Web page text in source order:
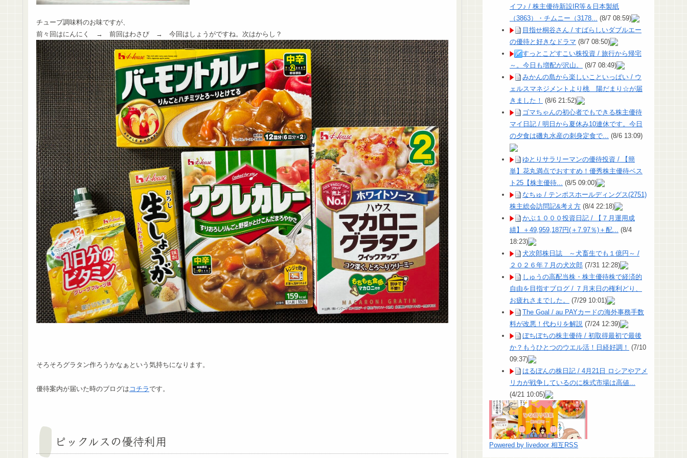
チューブ調味料のお味ですが、
前々回はにんにく → 前回はわさび → 今回はしょうがですね。次はからし？
そろそろグラタン作ろうかなぁという気持ちになります。
優待案内が届いた時のブログは コチラです。
ピックルスの優待利用
イフ♪ / 株主優待新設IR等＆日本製紙
（3863）・チムニー（3178...
(8/7 08:59)
目指せ桐谷さん / すばらしいダブルエー
の優待と好きなドラマ (8/7 08:50)
すっとこどすこい株投資 / 旅行から帰宅
～。今日も増配が沢山。
(8/7 08:49)
みかんの島から楽しいこといっぱい / ウ
ェルスマネジメントより桃 陽だまり☆が届
きました！ (8/6 21:52)
ゴマちゃんの初心者でもできる株主優待
マイ日記 / 明日から夏休み10連休です。今日
の夕食は磯丸水産の刺身定食で...
(8/6 13:09)
ゆとりサラリーマンの優待投資 / 【簡
単】花丸満点でおすすめ！優秀株主優待ベス
ト25【株主優待...
(8/5 09:00)
なちゅ / テンポスホールディングス(2751)
株主総会訪問記&考え方 (8/4 22:18)
かぶ１０００投資日記 / 【７月運用成
績】＋49,959,187円(＋7.97％)＋配...
(8/4
18:23)
犬次郎株日誌 ～犬畜生でも１億円～ /
２０２６年７月の犬次郎 (7/31 12:28)
しゅうの高配当株・株主優待株で経済的
自由を目指すブログ / ７月末日の権利どり、
お疲れさまでした。
(7/29 10:01)
The Goal / au PAYカードの海外事務手数
料が改悪！代わりを解説 (7/24 12:39)
ぼちぼちの株主優待 / 初取得最初で最後
か？もうひとつのウエル活！日経好調！ (7/10
09:37)
はるぼんの株日記 / 4月21日 ロシアやアメ
リカが戦争しているのに株式市場は高値...
(4/21 10:05)
Powered by livedoor 相互RSS